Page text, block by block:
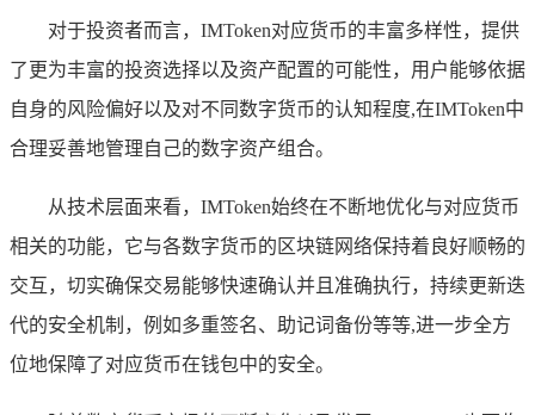
对于投资者而言，IMToken对应货币的丰富多样性，提供
了更为丰富的投资选择以及资产配置的可能性，用户能够依据
自身的风险偏好以及对不同数字货币的认知程度,在IMToken中
合理妥善地管理自己的数字资产组合。
从技术层面来看，IMToken始终在不断地优化与对应货币
相关的功能，它与各数字货币的区块链网络保持着良好顺畅的
交互，切实确保交易能够快速确认并且准确执行，持续更新迭
代的安全机制，例如多重签名、助记词备份等等,进一步全方
位地保障了对应货币在钱包中的安全。